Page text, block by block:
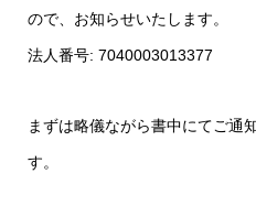
ので、お知らせいたします。
法人番号: 7040003013377
まずは略儀ながら書中にてご通
す。